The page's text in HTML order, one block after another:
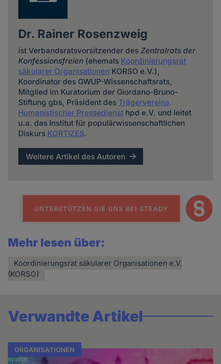
Dr. Rainer Rosenzweig
ist Verbandsratsvorsitzender des Zentralrats der
Konfessionsfreien (ehemals Koordinierungsrat
säkularer Organisationen KORSO e.V.),
Koordinator des GWUP-Wissenschaftsrats,
Mitglied im Kuratorium der Giordano-Bruno-
Stiftung gbs, Präsident des Trägervereins
Humanistischer Pressediensthpd e.V. und leitet
u.a. das Institut für populärwissenschaftlichen
Diskurs KORTIZES.
Weitere Artikel des Autoren
Mehr lesen über:
Koordinierungsrat säkularer Organisationen e.V.
(KORSO)
Verwandte Artikel
ORGANISATIONEN